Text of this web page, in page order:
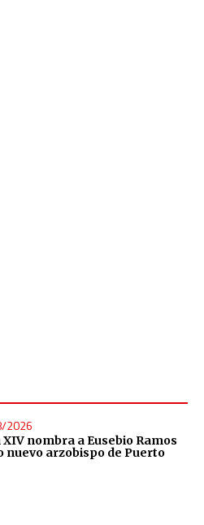
2026
XIV nombra a Eusebio Ramos
nuevo arzobispo de Puerto